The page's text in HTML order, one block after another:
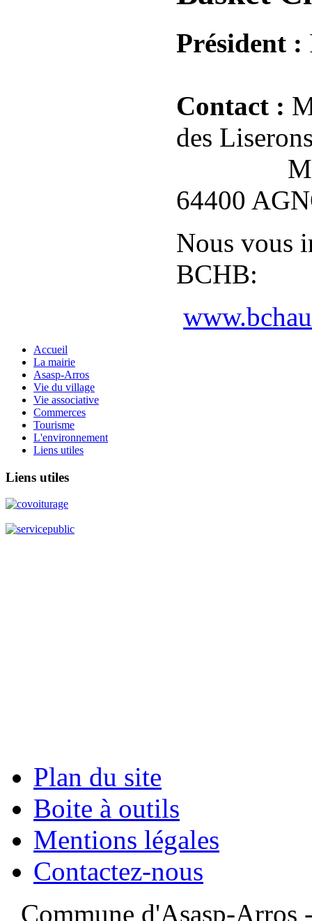
Président :
Contact :
des
M.
64400
Nous vous
BCHB:
Accueil
La mairie
Asasp-Arros
Vie du village
Vie associative
Commerces
Tourisme
L'environnement
Liens utiles
Liens utiles
Plan du site
Boite à outils
Mentions légales
Contactez-nous
Commune d'Asasp-Arros